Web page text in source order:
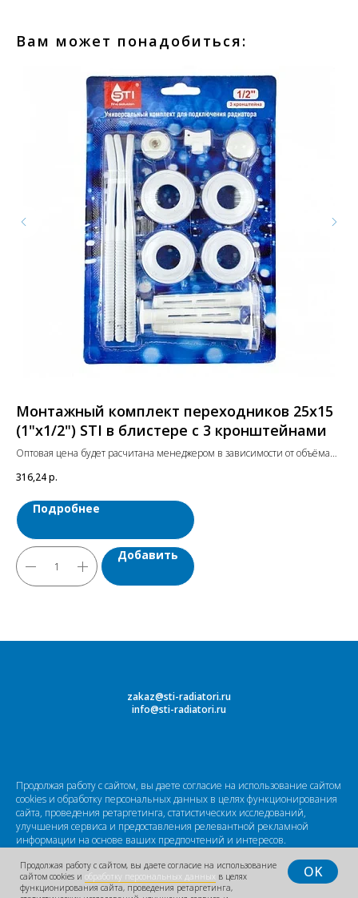
Вам может понадобиться:
Монтажный комплект переходников 25х15
(1"х1/2") STI в блистере с 3 кронштейнами
Оптовая цена будет расчитана менеджером в зависимости от объёма
316,24р.
Подробнее
Добавить
Продолжая работу с сайтом, вы даете согласие на использование
сайтом cookies и обработку персональных данных в целях
функционирования сайта, проведения ретаргетинга,
OK
zakaz@sti-radiatori.ru
info@sti-radiatori.ru
Продолжая работу с сайтом, вы даете согласие на использование сайтом
cookies и обработку персональных данных в целях функционирования
сайта, проведения ретаргетинга, статистических исследований,
улучшения сервиса и предоставления релевантной рекламной
информации на основе ваших предпочтений и интересов.
характер и не является публичной офертой.
Производитель оставляет за собой право изменять характеристики
товара, его внешний вид и комплектность без предварительного